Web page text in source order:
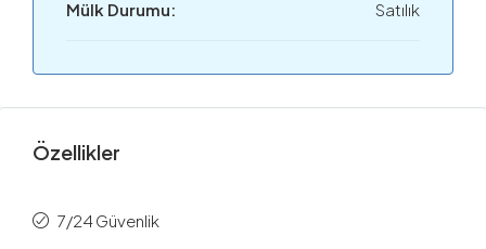
Mülk Durumu: Satılık
Özellikler
7/24 Güvenlik